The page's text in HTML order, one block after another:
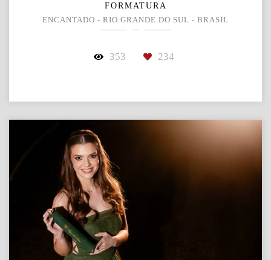
FORMATURA
ENCANTADO - RIO GRANDE DO SUL - BRASIL
353 234